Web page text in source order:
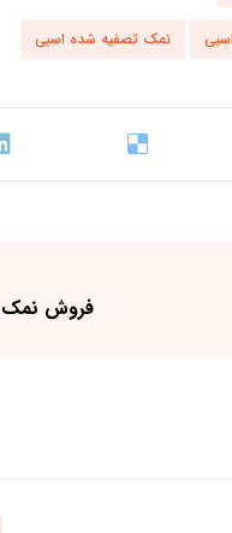
نمک تصفیه شده اسبی
فروش نمک